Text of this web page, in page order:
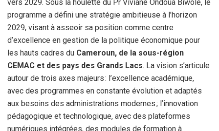
vers 2029. Sous la houlette du Pr Viviane Ondoua Biwole, le
programme a défini une stratégie ambitieuse à l’horizon
2029, visant à asseoir sa position comme centre
d’excellence en gestion de la politique économique pour
les hauts cadres du Cameroun, de la sous-région
CEMAC et des pays des Grands Lacs. La vision s’articule
autour de trois axes majeurs : l’excellence académique,
avec des programmes en constante évolution et adaptés
aux besoins des administrations modernes ; l’innovation
pédagogique et technologique, avec des plateformes
numériques intégrées, des modules de formation à